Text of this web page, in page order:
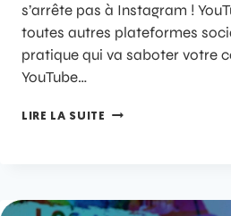
s’arrête pas à Instagram !
toutes autres plateformes
pratique qui va saboter votre
YouTube…
LIRE LA SUITE